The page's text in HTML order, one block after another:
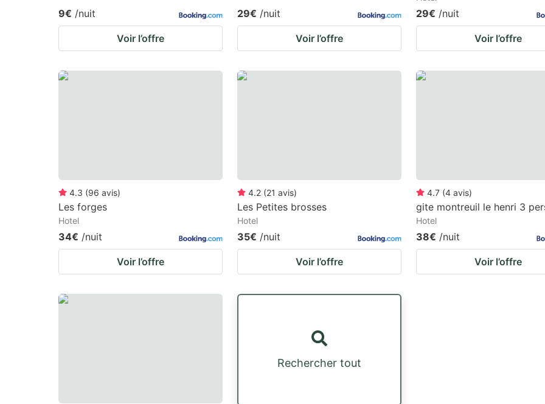
9€ /nuit
Voir l’offre
29€ /nuit
Voir l’offre
29€ /nuit
Voir l’offre
4.3 (96 avis)
Les forges
Hotel
34€ /nuit
Voir l’offre
4.2 (21 avis)
Les Petites brosses
Hotel
35€ /nuit
Voir l’offre
4.7 (4 avis)
gite montreuil le henri 3
Hotel
38€ /nuit
Voir l’offre
Rechercher tout